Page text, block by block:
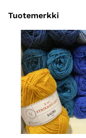
Tuotemerkki